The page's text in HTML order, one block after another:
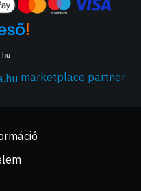
marketplace partner